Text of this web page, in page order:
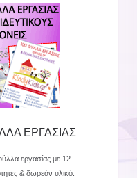
ΕΡΓΑΣΙΑΣ
εργασίας με 12
& δωρεάν υλικό.